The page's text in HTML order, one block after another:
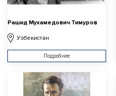
Рашид Мухамедович Тимуров
Узбекистан
Подробнее